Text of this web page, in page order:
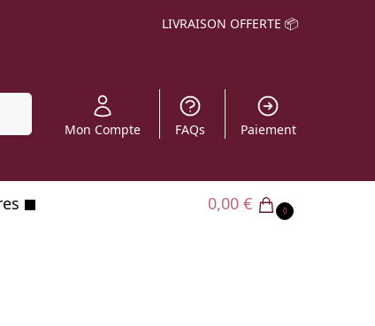
LIVRAISON OFFERTE 📦
Mon Compte FAQs Paiement
0,00 € 0